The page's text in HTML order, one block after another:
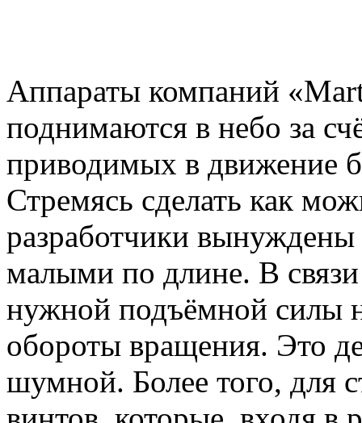
Аппараты компаний
поднимаются в небо за
приводимых в движение
Стремясь сделать как
разработчики вынуждены
малыми по длине. В
нужной подъёмной силы
обороты вращения. Это
шумной. Более того, для